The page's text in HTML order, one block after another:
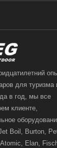
для туризма
в год, мы все
клиенте,
Boil, Burton,
Elan,